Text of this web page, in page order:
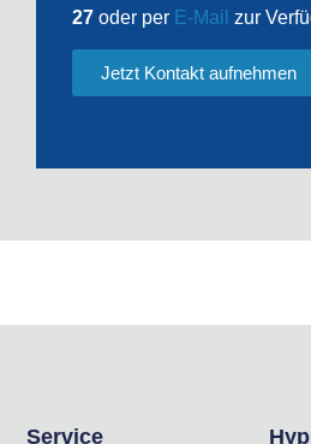
27 oder per E-Mail zur
Jetzt Kontakt aufnehmen
Service